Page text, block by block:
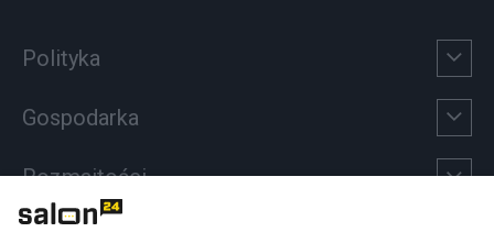
Polityka
Gospodarka
Rozmaitości